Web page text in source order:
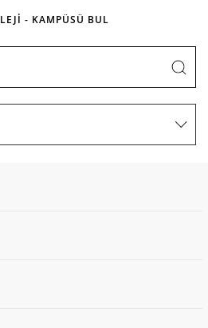
- KAMPÜSÜ BUL